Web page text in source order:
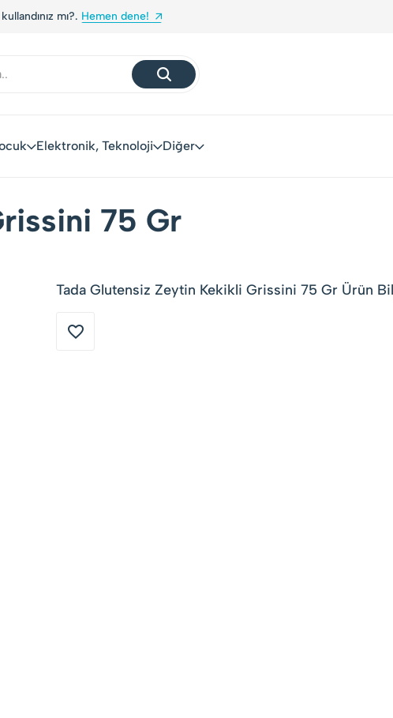
mı?. Hemen dene!
Elektronik, Teknoloji Diğer
75 Gr
Tada Glutensiz Zeytin Kekikli Grissini 75 Gr Ürün